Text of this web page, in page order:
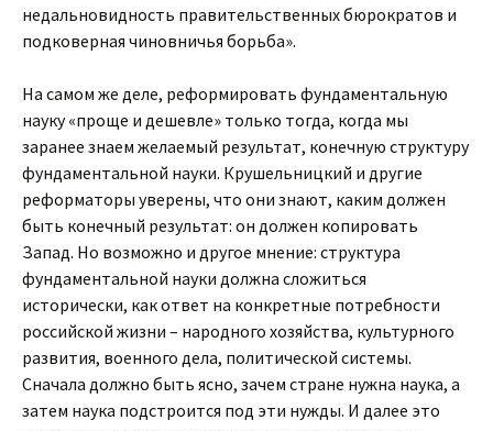
недальновидность правительственных бюрократов и
подковерная чиновничья борьба».
На самом же деле, реформировать фундаментальную
науку «проще и дешевле» только тогда, когда мы
заранее знаем желаемый результат, конечную структуру
фундаментальной науки. Крушельницкий и другие
реформаторы уверены, что они знают, каким должен
быть конечный результат: он должен копировать
Запад. Но возможно и другое мнение: структура
фундаментальной науки должна сложиться
исторически, как ответ на конкретные потребности
российской жизни – народного хозяйства, культурного
развития, военного дела, политической системы.
Сначала должно быть ясно, зачем стране нужна наука, а
затем наука подстроится под эти нужды. И далее это